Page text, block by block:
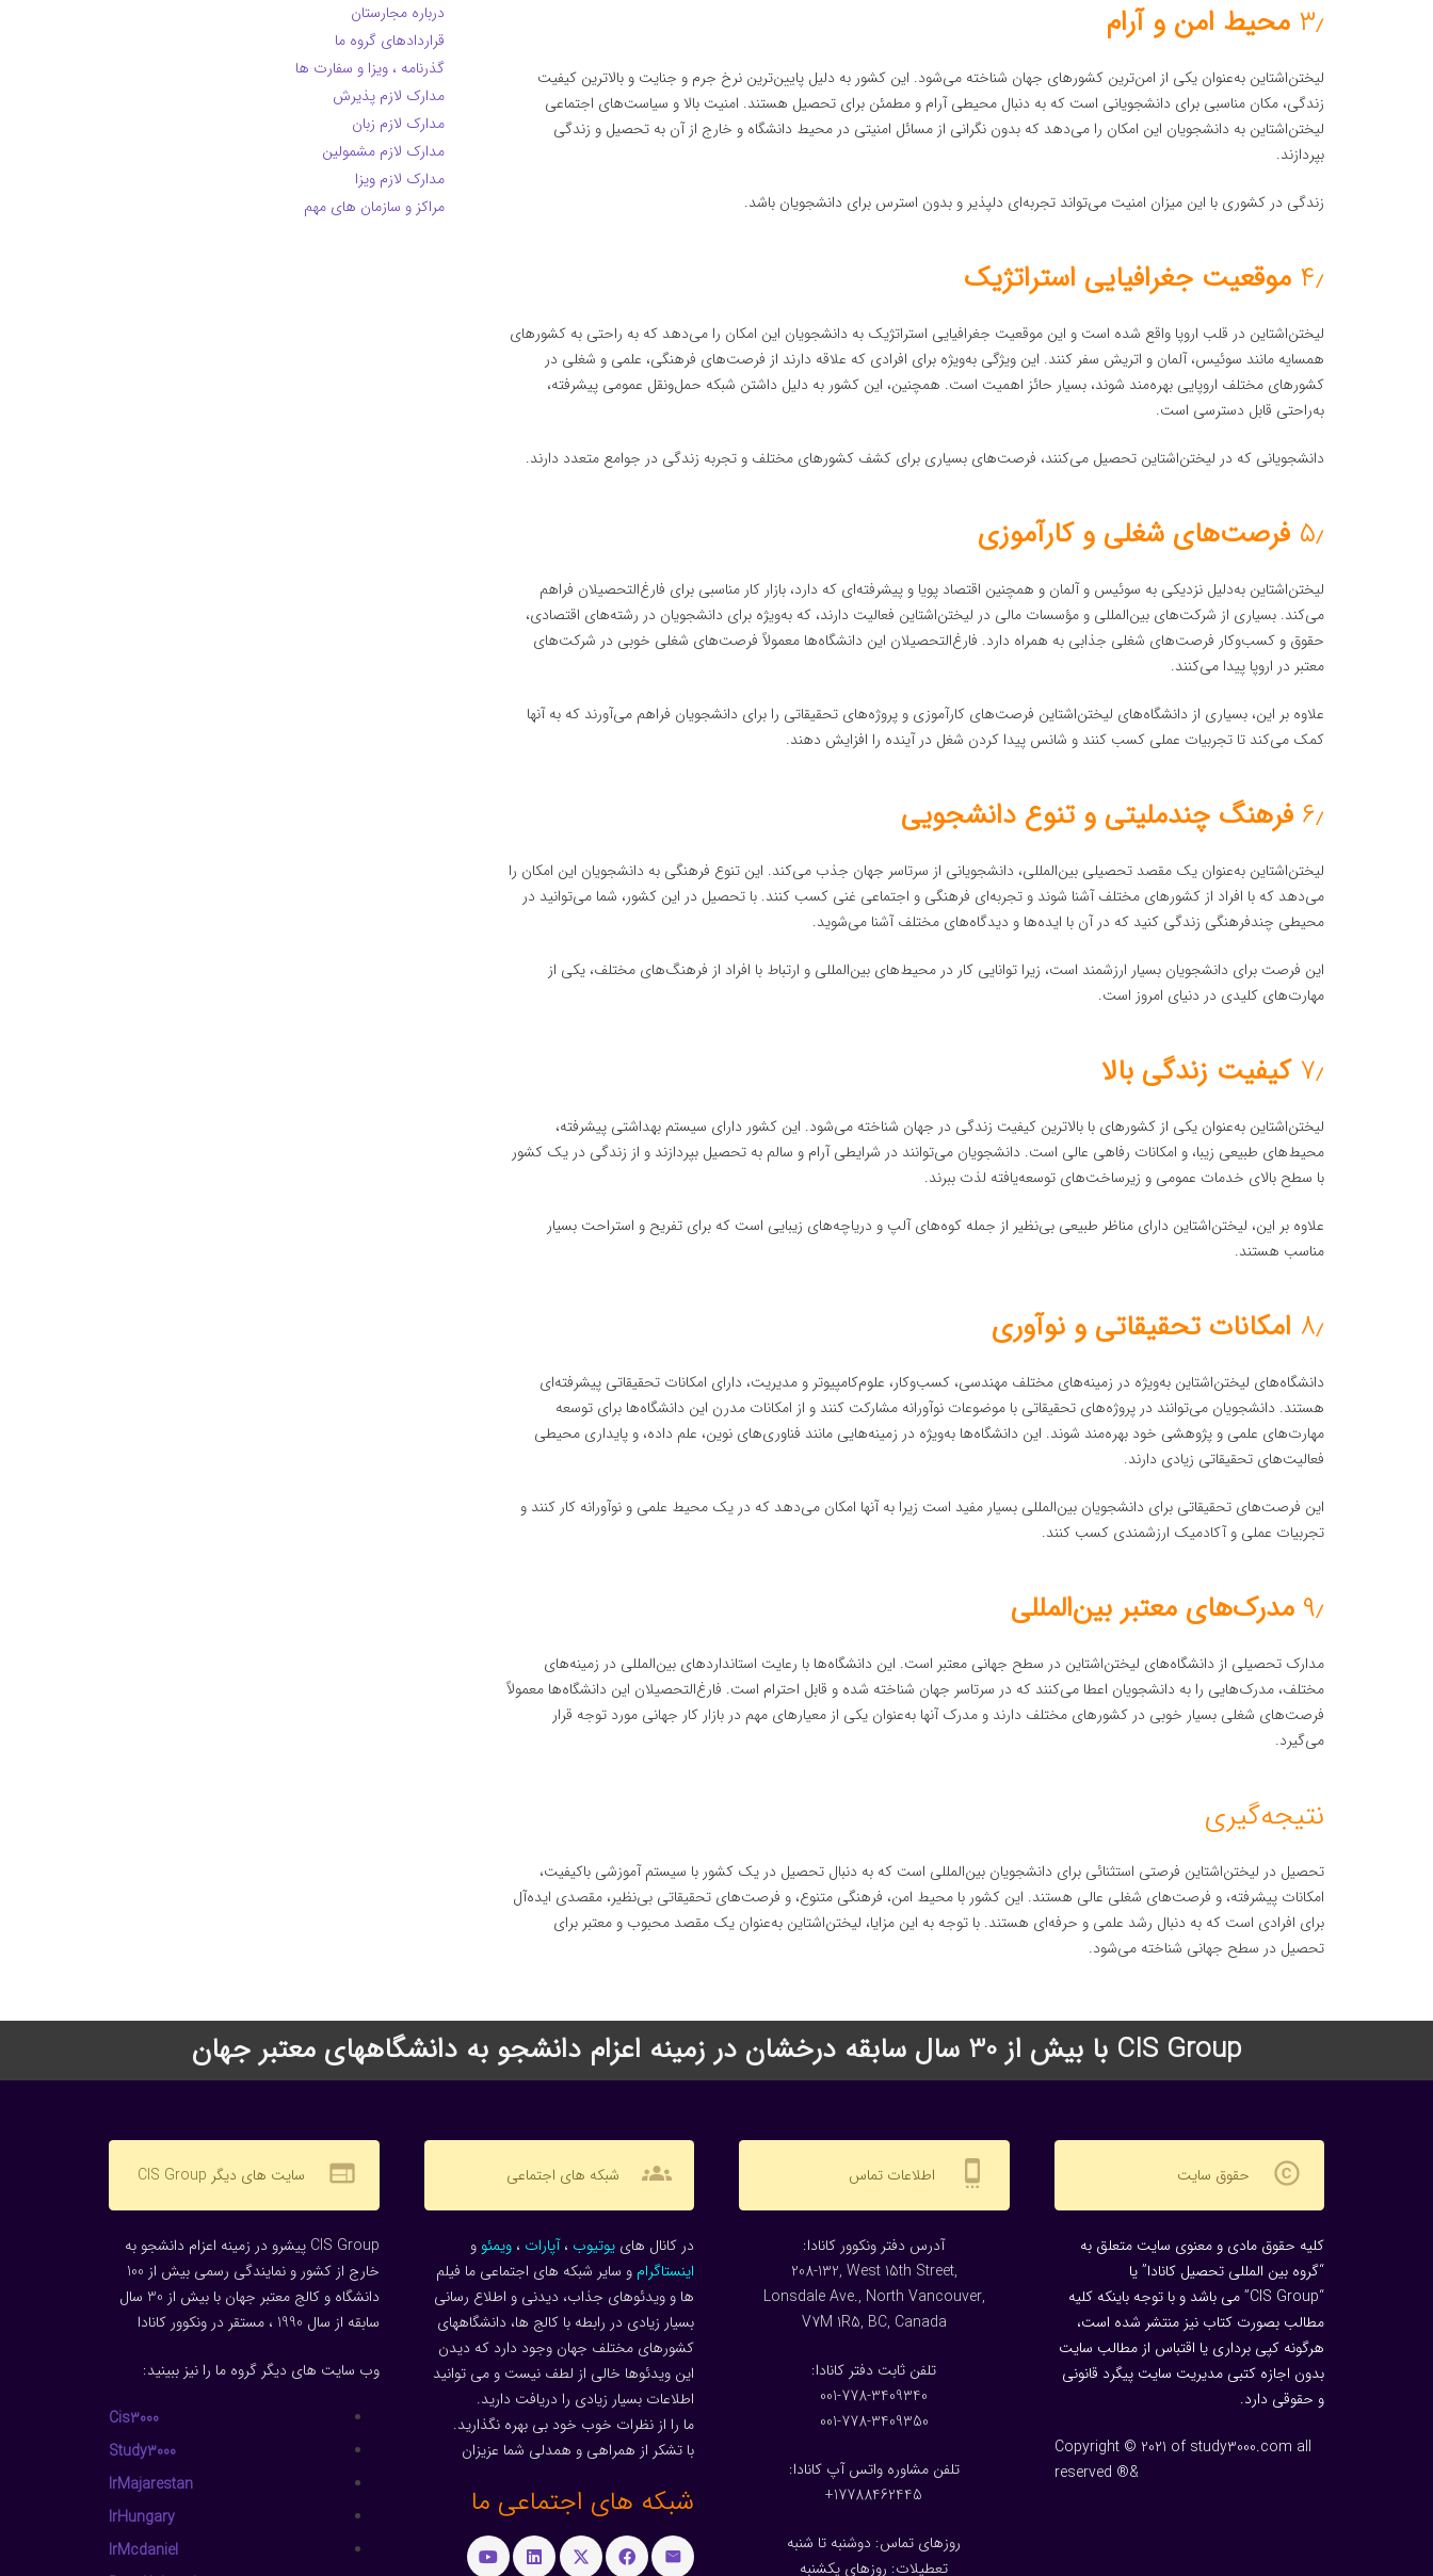
۳٫ محیط امن و آرام
لیختن‌اشتاین به‌عنوان یکی از امن‌ترین کشورهای جهان شناخته می‌شود. این کشور به دلیل پایین‌ترین نرخ جرم و جنایت و بالاترین کیفیت
زندگی، مکان مناسبی برای دانشجویانی است که به دنبال محیطی آرام و مطمئن برای تحصیل هستند. امنیت بالا و سیاست‌های اجتماعی
لیختن‌اشتاین به دانشجویان این امکان را می‌دهد که بدون نگرانی از مسائل امنیتی در محیط دانشگاه و خارج از آن به تحصیل و زندگی
بپردازند.
زندگی در کشوری با این میزان امنیت می‌تواند تجربه‌ای دلپذیر و بدون استرس برای دانشجویان باشد.
۴٫ موقعیت جغرافیایی استراتژیک
لیختن‌اشتاین در قلب اروپا واقع شده است و این موقعیت جغرافیایی استراتژیک به دانشجویان این امکان را می‌دهد که به راحتی به کشورهای
همسایه مانند سوئیس، آلمان و اتریش سفر کنند. این ویژگی به‌ویژه برای افرادی که علاقه دارند از فرصت‌های فرهنگی، علمی و شغلی در
کشورهای مختلف اروپایی بهره‌مند شوند، بسیار حائز اهمیت است. همچنین، این کشور به دلیل داشتن شبکه حمل‌ونقل عمومی پیشرفته،
به‌راحتی قابل دسترسی است.
دانشجویانی که در لیختن‌اشتاین تحصیل می‌کنند، فرصت‌های بسیاری برای کشف کشورهای مختلف و تجربه زندگی در جوامع متعدد دارند.
۵٫ فرصت‌های شغلی و کارآموزی
لیختن‌اشتاین به‌دلیل نزدیکی به سوئیس و آلمان و همچنین اقتصاد پویا و پیشرفته‌ای که دارد، بازار کار مناسبی برای فارغ‌التحصیلان فراهم
می‌کند. بسیاری از شرکت‌های بین‌المللی و مؤسسات مالی در لیختن‌اشتاین فعالیت دارند، که به‌ویژه برای دانشجویان در رشته‌های اقتصادی،
حقوق و کسب‌وکار فرصت‌های شغلی جذابی به همراه دارد. فارغ‌التحصیلان این دانشگاه‌ها معمولاً فرصت‌های شغلی خوبی در شرکت‌های
معتبر در اروپا پیدا می‌کنند.
علاوه بر این، بسیاری از دانشگاه‌های لیختن‌اشتاین فرصت‌های کارآموزی و پروژه‌های تحقیقاتی را برای دانشجویان فراهم می‌آورند که به آنها
کمک می‌کند تا تجربیات عملی کسب کنند و شانس پیدا کردن شغل در آینده را افزایش دهند.
۶٫ فرهنگ چندملیتی و تنوع دانشجویی
لیختن‌اشتاین به‌عنوان یک مقصد تحصیلی بین‌المللی، دانشجویانی از سرتاسر جهان جذب می‌کند. این تنوع فرهنگی به دانشجویان این امکان را
می‌دهد که با افراد از کشورهای مختلف آشنا شوند و تجربه‌ای فرهنگی و اجتماعی غنی کسب کنند. با تحصیل در این کشور، شما می‌توانید در
محیطی چندفرهنگی زندگی کنید که در آن با ایده‌ها و دیدگاه‌های مختلف آشنا می‌شوید.
این فرصت برای دانشجویان بسیار ارزشمند است، زیرا توانایی کار در محیط‌های بین‌المللی و ارتباط با افراد از فرهنگ‌های مختلف، یکی از
مهارت‌های کلیدی در دنیای امروز است.
۷٫ کیفیت زندگی بالا
لیختن‌اشتاین به‌عنوان یکی از کشورهای با بالاترین کیفیت زندگی در جهان شناخته می‌شود. این کشور دارای سیستم بهداشتی پیشرفته،
محیط‌های طبیعی زیبا، و امکانات رفاهی عالی است. دانشجویان می‌توانند در شرایطی آرام و سالم به تحصیل بپردازند و از زندگی در یک کشور
با سطح بالای خدمات عمومی و زیرساخت‌های توسعه‌یافته لذت ببرند.
علاوه بر این، لیختن‌اشتاین دارای مناظر طبیعی بی‌نظیر از جمله کوه‌های آلپ و دریاچه‌های زیبایی است که برای تفریح و استراحت بسیار
مناسب هستند.
۸٫ امکانات تحقیقاتی و نوآوری
دانشگاه‌های لیختن‌اشتاین به‌ویژه در زمینه‌های مختلف مهندسی، کسب‌وکار، علوم‌کامپیوتر و مدیریت، دارای امکانات تحقیقاتی پیشرفته‌ای
هستند. دانشجویان می‌توانند در پروژه‌های تحقیقاتی با موضوعات نوآورانه مشارکت کنند و از امکانات مدرن این دانشگاه‌ها برای توسعه
مهارت‌های علمی و پژوهشی خود بهره‌مند شوند. این دانشگاه‌ها به‌ویژه در زمینه‌هایی مانند فناوری‌های نوین، علم داده، و پایداری محیطی
فعالیت‌های تحقیقاتی زیادی دارند.
این فرصت‌های تحقیقاتی برای دانشجویان بین‌المللی بسیار مفید است زیرا به آنها امکان می‌دهد که در یک محیط علمی و نوآورانه کار کنند و
تجربیات عملی و آکادمیک ارزشمندی کسب کنند.
۹٫ مدرک‌های معتبر بین‌المللی
مدارک تحصیلی از دانشگاه‌های لیختن‌اشتاین در سطح جهانی معتبر است. این دانشگاه‌ها با رعایت استانداردهای بین‌المللی در زمینه‌های
مختلف، مدرک‌هایی را به دانشجویان اعطا می‌کنند که در سرتاسر جهان شناخته شده و قابل احترام است. فارغ‌التحصیلان این دانشگاه‌ها معمولاً
فرصت‌های شغلی بسیار خوبی در کشورهای مختلف دارند و مدرک آنها به‌عنوان یکی از معیارهای مهم در بازار کار جهانی مورد توجه قرار
می‌گیرد.
نتیجه‌گیری
تحصیل در لیختن‌اشتاین فرصتی استثنائی برای دانشجویان بین‌المللی است که به دنبال تحصیل در یک کشور با سیستم آموزشی باکیفیت،
امکانات پیشرفته، و فرصت‌های شغلی عالی هستند. این کشور با محیط امن، فرهنگی متنوع، و فرصت‌های تحقیقاتی بی‌نظیر، مقصدی ایده‌آل
برای افرادی است که به دنبال رشد علمی و حرفه‌ای هستند. با توجه به این مزایا، لیختن‌اشتاین به‌عنوان یک مقصد محبوب و معتبر برای
تحصیل در سطح جهانی شناخته می‌شود.
درباره مجارستان
قراردادهای گروه ما
گذرنامه ، ویزا و سفارت ها
مدارک لازم پذیرش
مدارک لازم زبان
مدارک لازم مشمولین
مدارک لازم ویزا
مراکز و سازمان های مهم
CIS Group با بیش از 30 سال سابقه درخشان در زمینه اعزام دانشجو به دانشگاههای معتبر جهان
copyright حقوق سایت
کلیه حقوق مادی و معنوی سایت متعلق به
“گروه بین المللی تحصیل کانادا” یا
“CIS Group” می باشد و با توجه باینکه کلیه
مطالب بصورت کتاب نیز منتشر شده است،
هرگونه كپی برداری یا اقتباس از مطالب سایت
بدون اجازه كتبی مدیریت سایت پیگرد قانونی
و حقوقی دارد.
Copyright © 2021 of study3000.com all
reserved ®&
settings_cell اطلاعات تماس
:آدرس دفتر ونکوور کانادا
208-132, West 15th Street,
Lonsdale Ave., North Vancouver,
V7M 1R5, BC, Canada
:تلفن ثابت دفتر کانادا
001-778-3409340
001-778-3409350
تلفن مشاوره واتس آپ کانادا:
17788462445+
روزهای تماس: دوشنبه تا شنبه
تعطیلات: روزهای یکشنبه
groups شبکه های اجتماعی
در کانال های یوتیوب ، آپارات ، ویمئو و
اینستاگرام و سایر شبکه های اجتماعی ما فیلم
ها و ویدئوهای جذاب، دیدنی و اطلاع رسانی
بسیار زیادی در رابطه با کالج ها، دانشگاههای
کشورهای مختلف جهان وجود دارد که دیدن
این ویدئوها خالی از لطف نیست و می توانید
اطلاعات بسیار زیادی را دریافت دارید.
ما را از نظرات خوب خود بی بهره نگذارید.
با تشکر از همراهی و همدلی شما عزیزان
شبکه های اجتماعی ما
web سایت های دیگر CIS Group
CIS Group پیشرو در زمینه اعزام دانشجو به
خارج از کشور و نمایندگی رسمی بیش از 100
دانشگاه و کالج معتبر جهان با بیش از 30 سال
سابقه از سال 1990 ، مستقر در ونکوور کانادا
وب سایت های دیگر گروه ما را نیز ببینید:
Cis3000
Study3000
IrMajarestan
IrHungary
IrMcdaniel